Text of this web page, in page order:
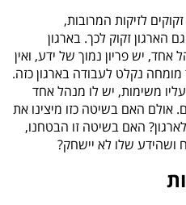
לזיקות המרובות,
זקוק לכך. בארגון
יש פריון נמוך של ידע, ואין
נקלט לעבודה בארגון כזה.
משימות, יש לו מנהל אחד
אולם האם בשיטה כזו מיצינו את
האם בשיטה זו הבטחנו,
שלו לא יישחק?